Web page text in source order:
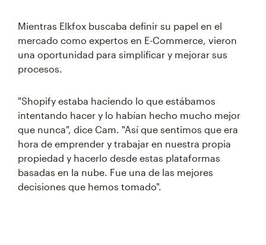
Mientras Elkfox buscaba definir su papel en el
mercado como expertos en E-Commerce, vieron
una oportunidad para simplificar y mejorar sus
procesos.
"Shopify estaba haciendo lo que estábamos
intentando hacer y lo habían hecho mucho mejor
que nunca", dice Cam. "Así que sentimos que era
hora de emprender y trabajar en nuestra propia
propiedad y hacerlo desde estas plataformas
basadas en la nube. Fue una de las mejores
decisiones que hemos tomado".